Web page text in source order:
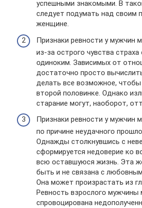
успешными знакомыми. В
следует подумать над своим
женщине.
Признаки ревности у мужчин
из-за острого чувства страха
одиноким. Зависимых от
достаточно просто
делать все возможное, чтобы
второй половинке. Однако
старание могут, наоборот,
Признаки ревности у мужчин
по причине неудачного
Однажды столкнувшись с
сформируется недоверие ко
всю оставшуюся жизнь. Эта
быть и не связана с
Она может произрастать из
Ревность взрослого
спровоцирована